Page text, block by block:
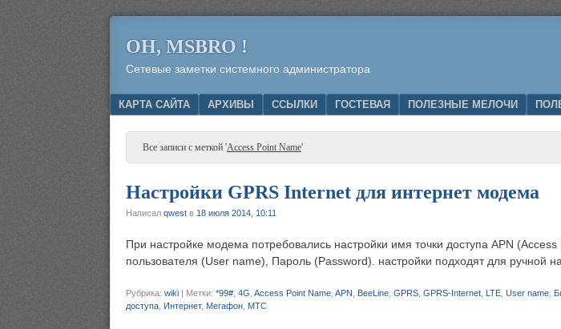
OH, MSBRO !
Сетевые заметки системного администратора
Menu
SKIP TO CONTENT
КАРТА САЙТА АРХИВЫ ССЫЛКИ ГОСТЕВАЯ ПОЛЕЗНЫЕ МЕЛОЧИ
Все записи с меткой 'Access Point Name'
Настройки GPRS Internet для интернет модема
Написал qwest в 18 июля 2014, 10:11
При настройке модема потребовались настройки имя точки доступа APN
пользователя (User name), Пароль (Password). настройки подходят для ручной
Рубрика: wiki | Метки: *99# 4G Access Point Name APN BeeLine GPRS GPRS-Internet LTE User name
доступа Интернет, Мегафон МТС